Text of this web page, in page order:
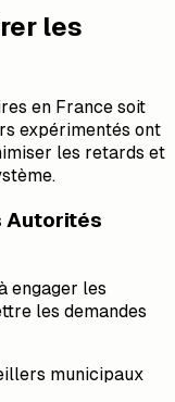
les
en France soit
expérimentés ont
les retards et
Autorités
engager les
les demandes
municipaux